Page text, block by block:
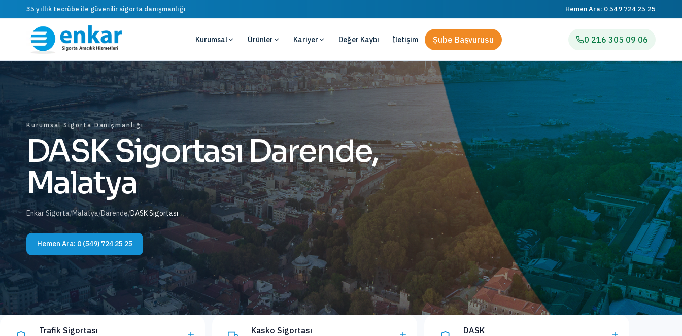
35 yıllık tecrübe ile güvenilir sigorta danışmanlığı Hemen Ara: 0 549 724 25 25
Kurumsal Ürünler Kariyer Değer Kaybı İletişim Şube Başvurusu 0 216 305 09 06
Kurumsal Sigorta Danışmanlığı
DASK Sigortası Darende,
Malatya
Enkar Sigorta/Malatya/Darende/DASK Sigortası
Hemen Ara: 0 (549) 724 25 25
Trafik Sigortası Kasko Sigortası DASK